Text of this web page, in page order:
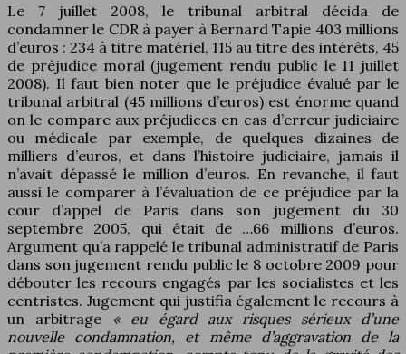
Le 7 juillet 2008, le tribunal arbitral décida de
condamner le CDR à payer à Bernard Tapie 403 millions
d’euros : 234 à titre matériel, 115 au titre des intérêts, 45
de préjudice moral (jugement rendu public le 11 juillet
2008). Il faut bien noter que le préjudice évalué par le
tribunal arbitral (45 millions d’euros) est énorme quand
on le compare aux préjudices en cas d’erreur judiciaire
ou médicale par exemple, de quelques dizaines de
milliers d’euros, et dans l’histoire judiciaire, jamais il
n’avait dépassé le million d’euros. En revanche, il faut
aussi le comparer à l’évaluation de ce préjudice par la
cour d’appel de Paris dans son jugement du 30
septembre 2005, qui était de …66 millions d’euros.
Argument qu’a rappelé le tribunal administratif de Paris
dans son jugement rendu public le 8 octobre 2009 pour
débouter les recours engagés par les socialistes et les
centristes. Jugement qui justifia également le recours à
un arbitrage « eu égard aux risques sérieux d’une
nouvelle condamnation, et même d’aggravation de la